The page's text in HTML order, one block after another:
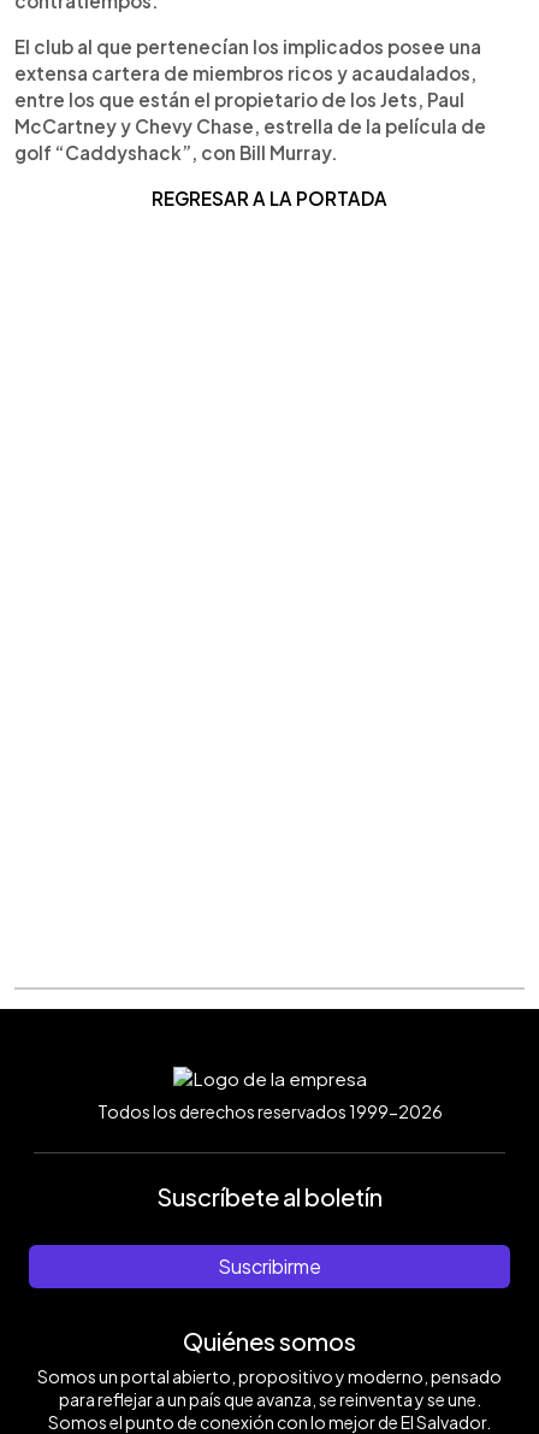
El club al que pertenecían los implicados posee una
extensa cartera de miembros ricos y acaudalados,
entre los que están el propietario de los Jets, Paul
McCartney y Chevy Chase, estrella de la película de
golf “Caddyshack”, con Bill Murray.
REGRESAR A LA PORTADA
Todos los derechos reservados 1999-2026
Suscríbete al boletín
Suscribirme
Quiénes somos
Somos un portal abierto, propositivo y moderno, pensado
para reflejar a un país que avanza, se reinventa y se une.
Somos el punto de conexión con lo mejor de El Salvador.